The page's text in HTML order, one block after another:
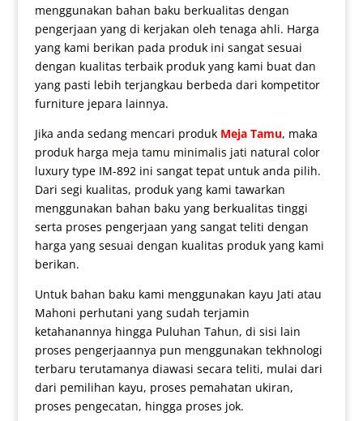
menggunakan bahan baku berkualitas dengan
pengerjaan yang di kerjakan oleh tenaga ahli. Harga
yang kami berikan pada produk ini sangat sesuai
dengan kualitas terbaik produk yang kami buat dan
yang pasti lebih terjangkau berbeda dari kompetitor
furniture jepara lainnya.
Jika anda sedang mencari produk Meja Tamu, maka
produk harga meja tamu minimalis jati natural color
luxury type IM-892 ini sangat tepat untuk anda pilih.
Dari segi kualitas, produk yang kami tawarkan
menggunakan bahan baku yang berkualitas tinggi
serta proses pengerjaan yang sangat teliti dengan
harga yang sesuai dengan kualitas produk yang kami
berikan.
Untuk bahan baku kami menggunakan kayu Jati atau
Mahoni perhutani yang sudah terjamin
ketahanannya hingga Puluhan Tahun, di sisi lain
proses pengerjaannya pun menggunakan tekhnologi
terbaru terutamanya diawasi secara teliti, mulai dari
dari pemilihan kayu, proses pemahatan ukiran,
proses pengecatan, hingga proses jok.